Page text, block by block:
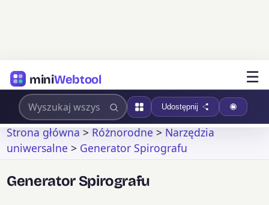
miniWebtool ☰
Udostępnij
Strona główna>Różnorodne>Narzędzia
uniwersalne > Generator Spirografu
Generator Spirografu